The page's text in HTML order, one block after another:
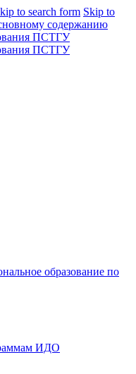
to search form Skip to
содержанию
образование по
ИДО